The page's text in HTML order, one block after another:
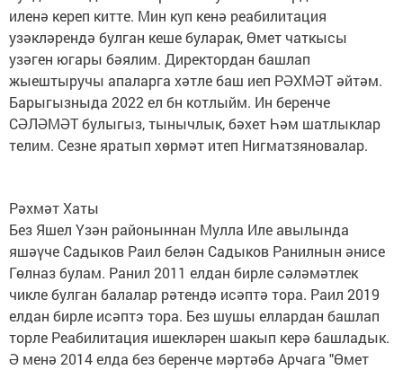
иленә кереп китте. Мин куп кенә реабилитация
узәкләрендә булган кеше буларак, Өмет чаткысы
узәген югары бәялим. Директордан башлап
жыештыручы апаларга хәтле баш иеп РӘХМӘТ әйтәм.
Барыгызныда 2022 ел бн котлыйм. Ин беренче
СӘЛӘМӘТ булыгыз, тынычлык, бәхет Һәм шатлыклар
телим. Сезне яратып хөрмәт итеп Нигматзяновалар.
Рәхмәт Хаты
Без Яшел Үзән районыннан Мулла Иле авылында
яшәүче Садыков Раил белән Садыков Ранилнын әнисе
Гөлназ булам. Ранил 2011 елдан бирле сәләмәтлек
чикле булган балалар рәтендә исәптә тора. Раил 2019
елдан бирле исәптэ тора. Без шушы еллардан башлап
торле Реабилитация ишекләрен шакып керә башладык.
Ә менә 2014 елда без беренче мәртәбә Арчага "Өмет